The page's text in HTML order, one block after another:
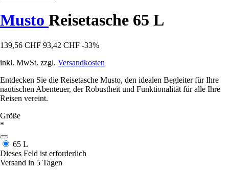
Musto Reisetasche 65 L
139,56 CHF 93,42 CHF -33%
inkl. MwSt. zzgl. Versandkosten
Entdecken Sie die Reisetasche Musto, den idealen Begleiter für Ihre
nautischen Abenteuer, der Robustheit und Funktionalität für alle Ihre
Reisen vereint.
Größe
*
65 L
Dieses Feld ist erforderlich
Versand in 5 Tagen